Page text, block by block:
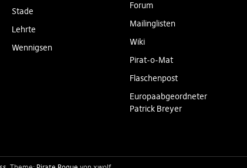
Stade
Lehrte
Wennigsen
Forum
Mailinglisten
Wiki
Pirat-o-Mat
Flaschenpost
Europaabgeordneter
Patrick Breyer